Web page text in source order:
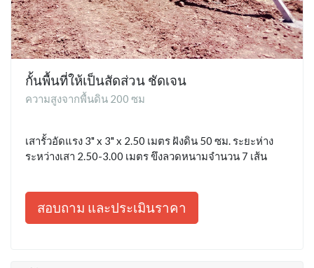
กั้นพื้นที่ให้เป็นสัดส่วน ชัดเจน
ความสูงจากพื้นดิน 200 ซม
เสารั้วอัดแรง 3" x 3" x 2.50 เมตร ฝังดิน 50 ซม. ระยะห่าง
ระหว่างเสา 2.50-3.00 เมตร ขึงลวดหนามจำนวน 7 เส้น
สอบถาม และประเมินราคา